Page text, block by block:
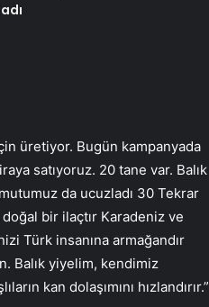
üretiyor. Bugün kampanyada
satıyoruz. 20 tane var. Balık
da ucuzladı 30 Tekrar
bir ilaçtır Karadeniz ve
Türk insanına armağandır
Balık yiyelim, kendimiz
kan dolaşımını hızlandırır.”